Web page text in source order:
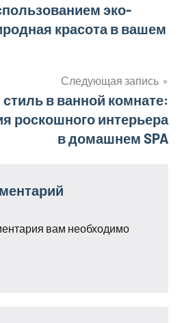
эко-
красота в вашем
Следующая запись
в ванной комнате:
роскошного интерьера
в домашнем SPA
вам необходимо